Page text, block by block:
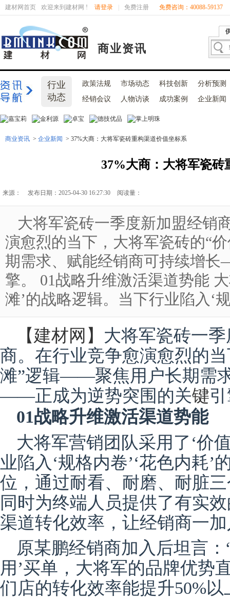
建材网首页 欢迎来到建材网 ! 请登录 免费注册 免费咨询：40088-59137
商业资讯
行业
动态
政策法规 市场动态 科技创新
分析预测
经销会议
人物访谈 成功案例 企业新闻
商业资讯 > 企业新闻 > 37%大商：大将军瓷砖重构渠道价值坐标系
37%大商：大将军瓷砖
来源： 发布日期：2025-04-30 16:27:30 阅读量：
大将军瓷砖一季度新加盟经销
演愈烈的当下，大将军瓷砖的“
期需求、赋能经销商可持续增
擎。 01战略升维激活渠道势能
滩’的战略逻辑。当下行业陷入‘
【建材网 】 大将军瓷砖一
商。在行业竞争愈演愈烈的
滩”逻辑——聚焦用户长期需
——正成为逆势突围的关键
01战略升维激活渠道势能
大将军营销团队采用了‘价
业陷入‘规格内卷’‘花色内耗’
位，通过耐看、耐磨、耐脏
同时为终端人员提供了有实
渠道转化效率，让经销商一
原某鹏经销商加入后坦言
用’买单，大将军的品牌优势
们店的转化效率能提升50%以